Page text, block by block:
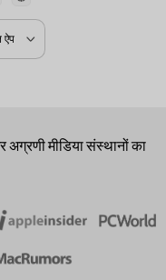
का कहीं भी इस्तेमाल करें:
मीडिया संस्थानों का